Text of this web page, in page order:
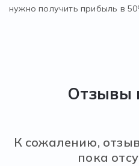
нужно получить прибыль в
Отзывы
К сожалению,
пока